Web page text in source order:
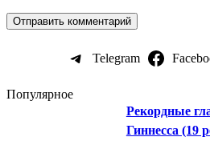
Telegram
Популярное
Рекордные
Гиннесса (19